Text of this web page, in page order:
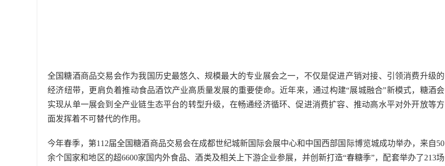
全国糖酒商品交易会作为我国历史最悠久、规模最大的专业展会之一，不仅是促进产销对接、引领消费升级的
经济纽带，更肩负着推动食品酒饮产业高质量发展的重要使命。近年来，通过构建“展城融合”新模式，糖酒会
实现从单一展会到全产业链生态平台的转型升级，在畅通经济循环、促进消费扩容、推动高水平对外开放等方
面发挥着不可替代的作用。
今年春季，第112届全国糖酒商品交易会在成都世纪城新国际会展中心和中国西部国际博览城成功举办，来自50
余个国家和地区的超6600家国内外食品、酒类及相关上下游企业参展，并创新打造“春糖季”，配套举办了213场